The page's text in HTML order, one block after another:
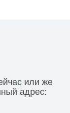
или же
адрес: